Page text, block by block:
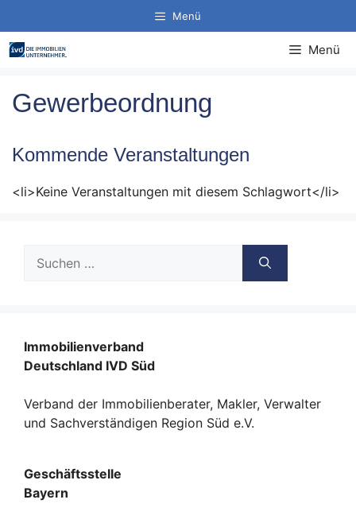
Inhalt
springen
Menü
Menü
Gewerbeordnung
Kommende Veranstaltungen
<li>Keine Veranstaltungen mit diesem Schlagwort</li>
nach:
Immobilienverband
Deutschland IVD Süd
Verband der Immobilienberater, Makler, Verwalter
und Sachverständigen Region Süd e.V.
Geschäftsstelle
Bayern